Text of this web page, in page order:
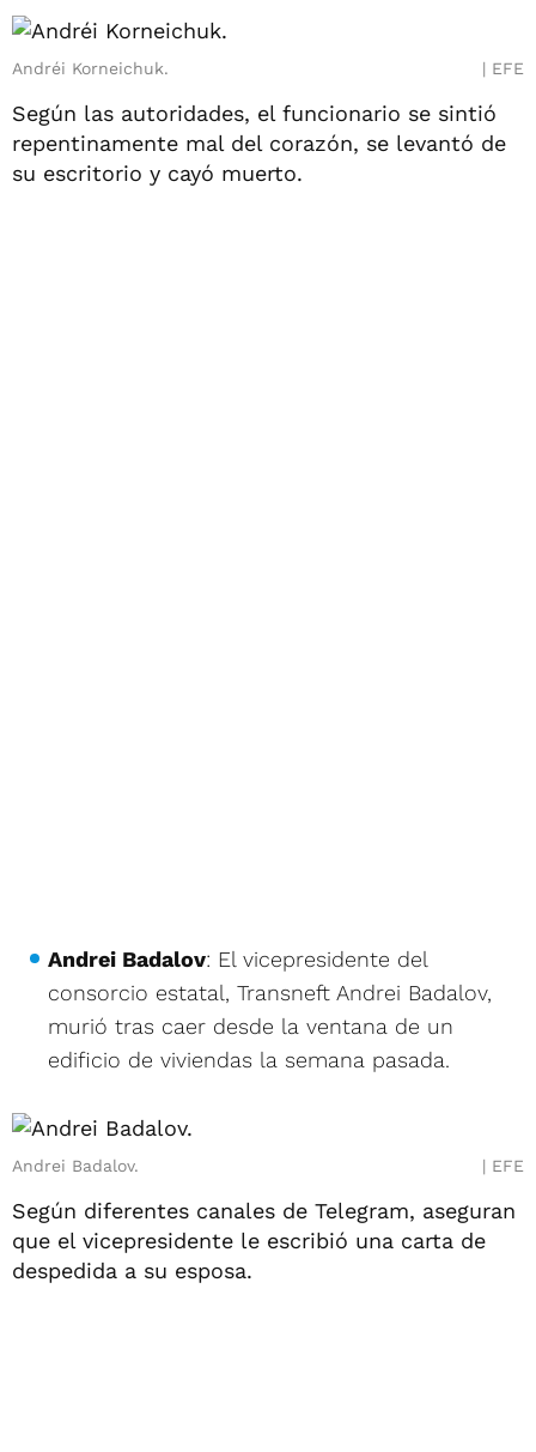
Andréi Korneichuk. EFE
Según las autoridades, el funcionario se sintió
repentinamente mal del corazón, se levantó de
su escritorio y cayó muerto.
Andrei Badalov: El vicepresidente del
consorcio estatal, Transneft Andrei Badalov,
murió tras caer desde la ventana de un
edificio de viviendas la semana pasada.
Andrei Badalov. EFE
Según diferentes canales de Telegram, aseguran
que el vicepresidente le escribió una carta de
despedida a su esposa.